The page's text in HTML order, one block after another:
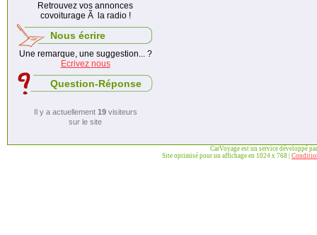
Retrouvez vos annonces
covoiturage Ã la radio !
Nous écrire
Une remarque, une suggestion... ?
Ecrivez nous
Question-Réponse
Il y a actuellement 19visiteurs
sur le site
CarVoyage est un service développé
Site optimisé pour un affichage en 1024 x 768 |